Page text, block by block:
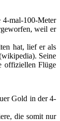
mal-100-Meter
weil er
hat, lief er als
Seine
offiziellen Flüge
Gold in der 4-
die somit nur